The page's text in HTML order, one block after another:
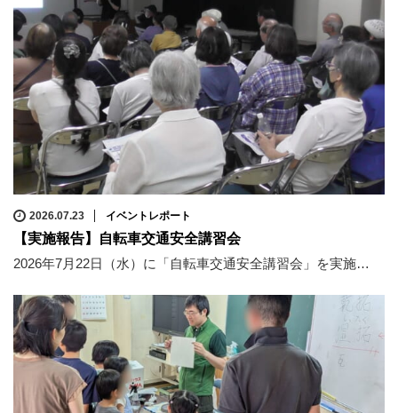
2026.07.23 イベントレポート
【実施報告】自転車交通安全講習会
2026年7月22日（水）に「自転車交通安全講習会」を実施…